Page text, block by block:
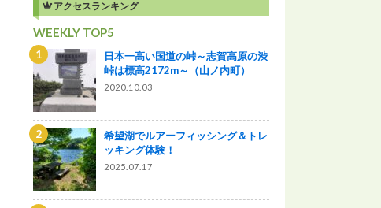
アクセスランキング
WEEKLY TOP5
日本一高い国道の峠～志賀高原の渋
峠は標高2172m～（山ノ内町）
2020.10.03
希望湖でルアーフィッシング＆トレ
ッキング体験！
2025.07.17